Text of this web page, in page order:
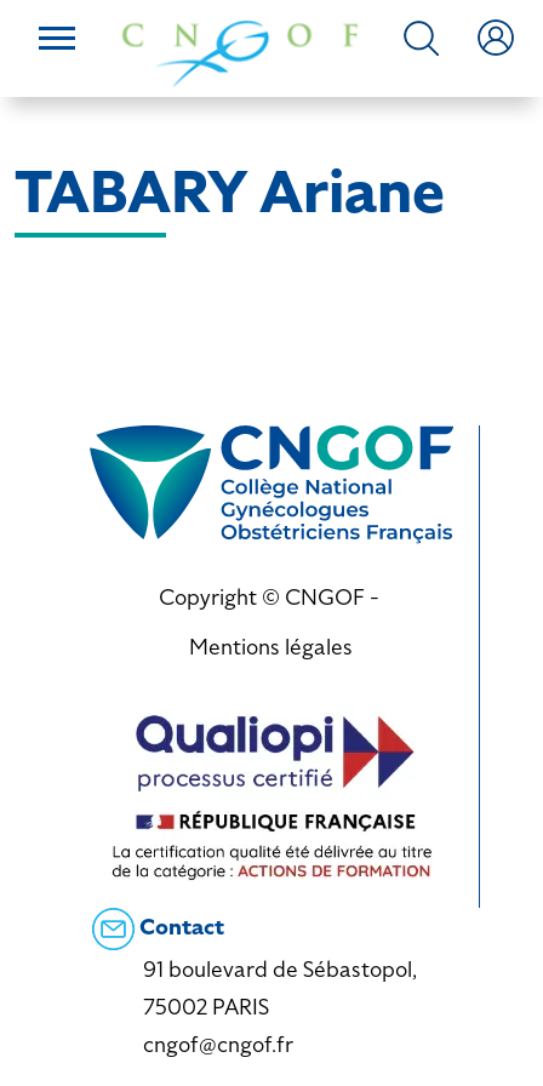
TABARY Ariane
Copyright © CNGOF -
Mentions légales
Contact
91 boulevard de Sébastopol,
75002 PARIS
cngof@cngof.fr